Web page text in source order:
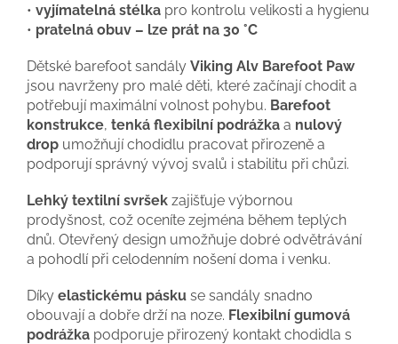
• vyjímatelná stélka pro kontrolu velikosti a hygienu
• pratelná obuv – lze prát na 30 °C
Dětské barefoot sandály Viking Alv Barefoot Paw
jsou navrženy pro malé děti, které začínají chodit a
potřebují maximální volnost pohybu. Barefoot
konstrukce, tenká flexibilní podrážka a nulový
drop umožňují chodidlu pracovat přirozeně a
podporují správný vývoj svalů i stabilitu při chůzi.
Lehký textilní svršek zajišťuje výbornou
prodyšnost, což oceníte zejména během teplých
dnů. Otevřený design umožňuje dobré odvětrávání
a pohodlí při celodenním nošení doma i venku.
Díky elastickému pásku se sandály snadno
obouvají a dobře drží na noze. Flexibilní gumová
podrážka podporuje přirozený kontakt chodidla s